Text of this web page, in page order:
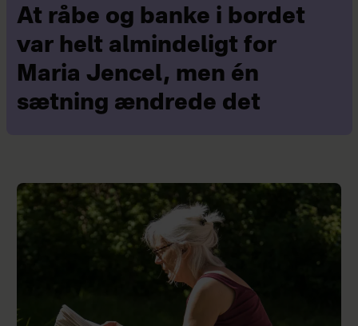
At råbe og banke i bordet
var helt almindeligt for
Maria Jencel, men én
sætning ændrede det